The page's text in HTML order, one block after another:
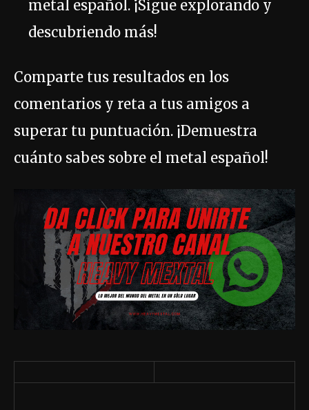
metal español. ¡Sigue explorando y
descubriendo más!
Comparte tus resultados en los
comentarios y reta a tus amigos a
superar tu puntuación. ¡Demuestra
cuánto sabes sobre el metal español!